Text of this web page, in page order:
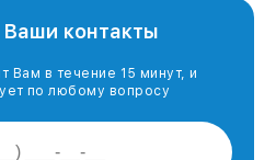
Ваши контакты
Вам в течение 15 минут, и
по любому вопросу